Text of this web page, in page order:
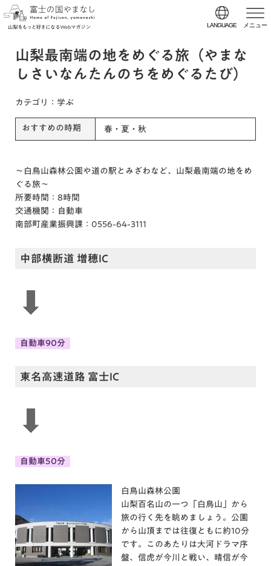
LANGUAGE メニュー
山梨最南端の地をめぐる旅（やまな
しさいなんたんのちをめぐるたび）
カテゴリ ：学ぶ
おすすめの時期 春・夏・秋
～白鳥山森林公園や道の駅とみざわなど、山梨最南端の地をめ
ぐる旅～
所要時間：8時間
交通機関：自動車
南部町産業振興課：0556-64-3111
中部横断道 増穂IC
自動車90分
東名高速道路 富士IC
自動車50分
白鳥山森林公園
山梨百名山の一つ「白鳥山」から
旅の行く先を眺めましょう。公園
から山頂までは往復ともに約10分
です。このあたりは大河ドラマ序
盤、信虎が今川と戦い、晴信が今